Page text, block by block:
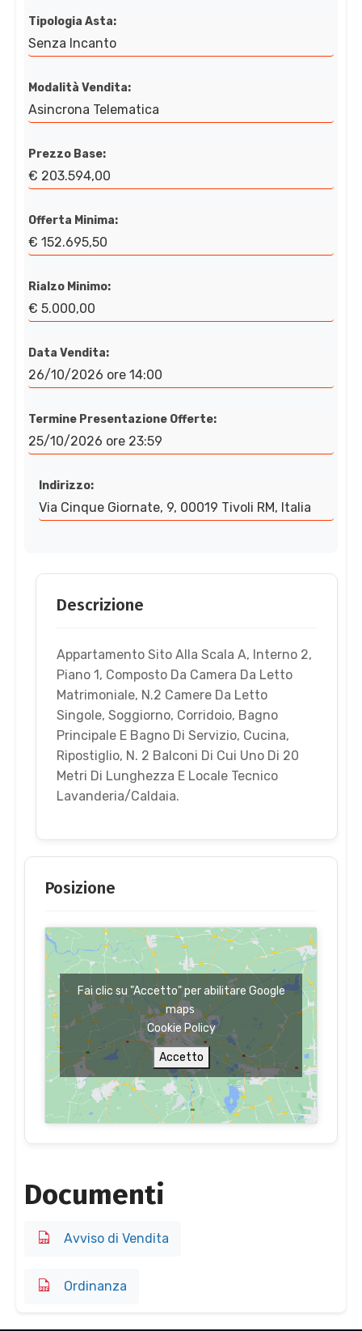
Tipologia Asta:
Senza Incanto
Modalità Vendita:
Asincrona Telematica
Prezzo Base:
€ 203.594,00
Offerta Minima:
€ 152.695,50
Rialzo Minimo:
€ 5.000,00
Data Vendita:
26/10/2026 ore 14:00
Termine Presentazione Offerte:
25/10/2026 ore 23:59
Indirizzo:
Via Cinque Giornate, 9, 00019 Tivoli RM, Italia
Descrizione
Appartamento Sito Alla Scala A, Interno 2,
Piano 1, Composto Da Camera Da Letto
Matrimoniale, N.2 Camere Da Letto
Singole, Soggiorno, Corridoio, Bagno
Principale E Bagno Di Servizio, Cucina,
Ripostiglio, N. 2 Balconi Di Cui Uno Di 20
Metri Di Lunghezza E Locale Tecnico
Lavanderia/Caldaia.
Posizione
Fai clic su "Accetto" per abilitare Google
maps
Cookie Policy
Accetto
Documenti
Avviso di Vendita
Ordinanza